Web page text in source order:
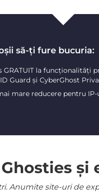
să-ți fure bucuria:
GRATUIT la funcționalități
Guard și CyberGhost
mare reducere pentru
Anumite site-uri de